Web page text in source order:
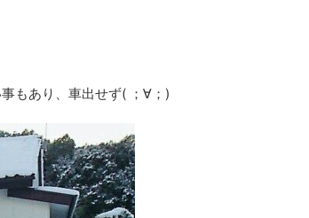
もあり、車出せず( ；∀；)